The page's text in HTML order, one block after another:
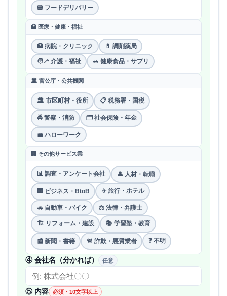
🍔 フードデリバリー
🏥 医療・健康・福祉
🏥 病院・クリニック 💊 調剤薬局
🧑‍🦯 介護・福祉 🥗 健康食品・サプリ
🏛 官公庁・公共機関
🏛 市区町村・役所 📋 税務署・国税
🚔 警察・消防 🗂 社会保険・年金
💼 ハローワーク
🏢 その他サービス業
📊 調査・アンケート会社 👤 人材・転職
🏢 ビジネス・BtoB ✈️ 旅行・ホテル
🚗 自動車・バイク ⚖️ 法律・弁護士
🏗 リフォーム・建設 📚 学習塾・教育
📰 新聞・書籍 🚨 詐欺・悪質業者 ❓ 不明
④ 会社名（分かれば） 任意
⑤ 内容 必須・10文字以上